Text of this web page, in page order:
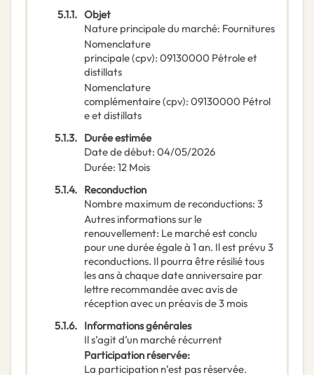
5.1.1. Objet
Nature principale du marché: Fournitures
Nomenclature
principale(cpv): 09130000 Pétrole et
distillats
Nomenclature
complémentaire(cpv): 09130000 Pétrol
e et distillats
5.1.3. Durée estimée
Date de début: 04/05/2026
Durée: 12 Mois
5.1.4. Reconduction
Nombre maximum de reconductions: 3
Autres informations sur le
renouvellement: Le marché est conclu
pour une durée égale à 1 an. Il est prévu 3
reconductions. Il pourra être résilié tous
les ans à chaque date anniversaire par
lettre recommandée avec avis de
réception avec un préavis de 3 mois
5.1.6. Informations générales
Il s’agit d’un marché récurrent
Participation réservée:
La participation n’est pas réservée.